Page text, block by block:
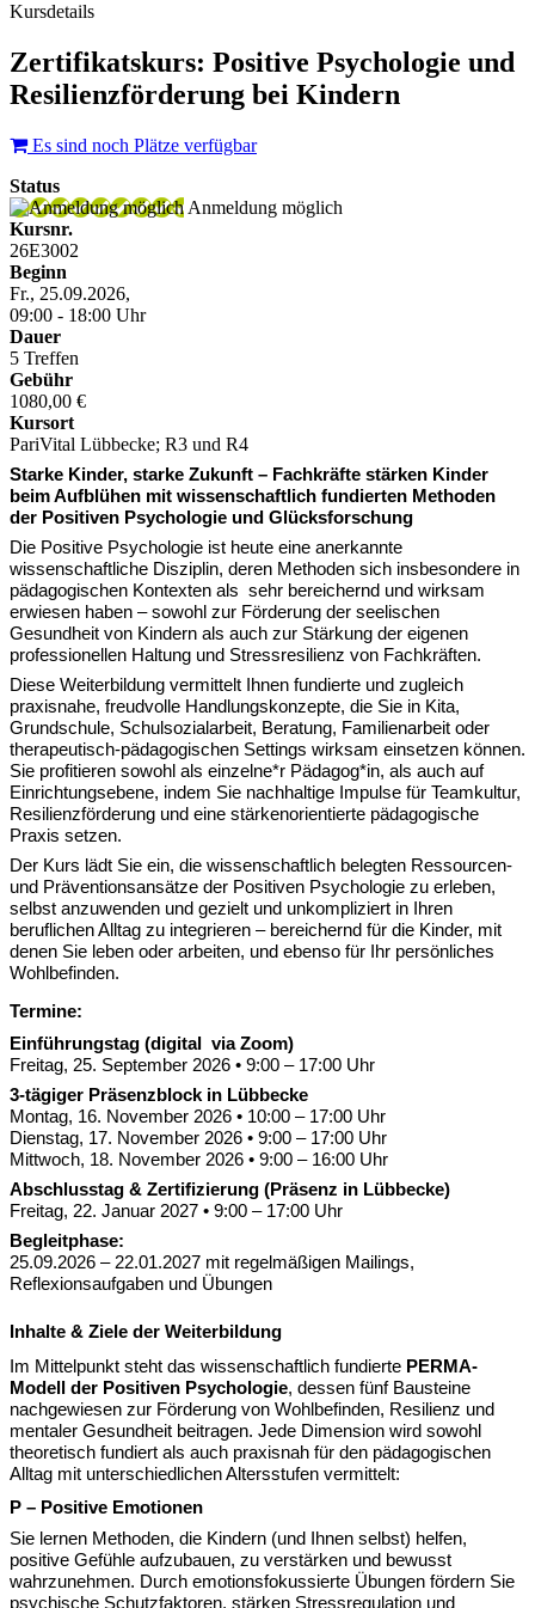
Kursdetails
Zertifikatskurs: Positive Psychologie und
Resilienzförderung bei Kindern
Es sind noch Plätze verfügbar
Status
Anmeldung möglich
Kursnr.
26E3002
Beginn
Fr., 25.09.2026,
09:00 - 18:00 Uhr
Dauer
5 Treffen
Gebühr
1080,00 €
Kursort
PariVital Lübbecke; R3 und R4
Starke Kinder, starke Zukunft – Fachkräfte stärken Kinder
beim Aufblühen mit wissenschaftlich fundierten Methoden
der Positiven Psychologie und Glücksforschung
Die Positive Psychologie ist heute eine anerkannte
wissenschaftliche Disziplin, deren Methoden sich insbesondere in
pädagogischen Kontexten als sehr bereichernd und wirksam
erwiesen haben – sowohl zur Förderung der seelischen
Gesundheit von Kindern als auch zur Stärkung der eigenen
professionellen Haltung und Stressresilienz von Fachkräften.
Diese Weiterbildung vermittelt Ihnen fundierte und zugleich
praxisnahe, freudvolle Handlungskonzepte, die Sie in Kita,
Grundschule, Schulsozialarbeit, Beratung, Familienarbeit oder
therapeutisch-pädagogischen Settings wirksam einsetzen können.
Sie profitieren sowohl als einzelne*r Pädagog*in, als auch auf
Einrichtungsebene, indem Sie nachhaltige Impulse für Teamkultur,
Resilienzförderung und eine stärkenorientierte pädagogische
Praxis setzen.
Der Kurs lädt Sie ein, die wissenschaftlich belegten Ressourcen-
und Präventionsansätze der Positiven Psychologie zu erleben,
selbst anzuwenden und gezielt und unkompliziert in Ihren
beruflichen Alltag zu integrieren – bereichernd für die Kinder, mit
denen Sie leben oder arbeiten, und ebenso für Ihr persönliches
Wohlbefinden.
Termine:
Einführungstag (digital via Zoom)
Freitag, 25. September 2026 • 9:00 – 17:00 Uhr
3-tägiger Präsenzblock in Lübbecke
Montag, 16. November 2026 • 10:00 – 17:00 Uhr
Dienstag, 17. November 2026 • 9:00 – 17:00 Uhr
Mittwoch, 18. November 2026 • 9:00 – 16:00 Uhr
Abschlusstag & Zertifizierung (Präsenz in Lübbecke)
Freitag, 22. Januar 2027 • 9:00 – 17:00 Uhr
Begleitphase:
25.09.2026 – 22.01.2027 mit regelmäßigen Mailings,
Reflexionsaufgaben und Übungen
Inhalte & Ziele der Weiterbildung
Im Mittelpunkt steht das wissenschaftlich fundierte PERMA-
Modell der Positiven Psychologie, dessen fünf Bausteine
nachgewiesen zur Förderung von Wohlbefinden, Resilienz und
mentaler Gesundheit beitragen. Jede Dimension wird sowohl
theoretisch fundiert als auch praxisnah für den pädagogischen
Alltag mit unterschiedlichen Altersstufen vermittelt:
P – Positive Emotionen
Sie lernen Methoden, die Kindern (und Ihnen selbst) helfen,
positive Gefühle aufzubauen, zu verstärken und bewusst
wahrzunehmen. Durch emotionsfokussierte Übungen fördern Sie
psychische Schutzfaktoren, stärken Stressregulation und